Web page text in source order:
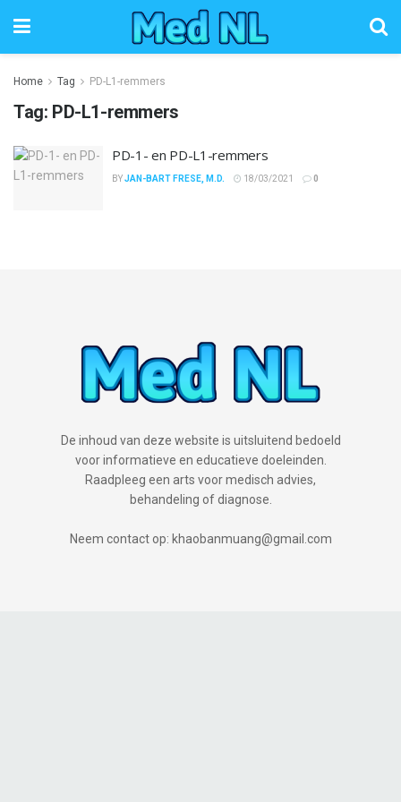
Home Tag PD-L1-remmers
Tag: PD-L1-remmers
PD-1- en PD-L1-remmers
BYJAN-BART FRESE, M.D. 18/03/2021 0
De inhoud van deze website is uitsluitend bedoeld
voor informatieve en educatieve doeleinden.
Raadpleeg een arts voor medisch advies,
behandeling of diagnose.
Neem contact op: khaobanmuang@gmail.com